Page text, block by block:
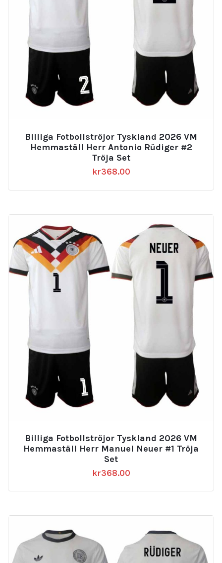
Billiga Fotbollströjor Tyskland 2026 VM
Hemmaställ Herr Antonio Rüdiger #2
Tröja Set
kr368.00
Billiga Fotbollströjor Tyskland 2026 VM
Hemmaställ Herr Manuel Neuer #1 Tröja
Set
kr368.00